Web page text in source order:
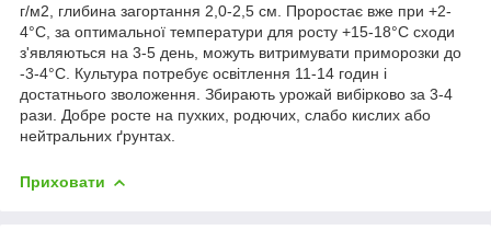
г/м2 , глибина загортання 2,0-2,5 см. Проростає вже при +2-
4°С, за оптимальної температури для росту +15-18°С сходи
з'являються на 3-5 день, можуть витримувати приморозки до
-3-4°С. Культура потребує освітлення 11-14 годин і
достатнього зволоження. Збирають урожай вибірково за 3-4
рази. Добре росте на пухких, родючих, слабо кислих або
нейтральних ґрунтах.
Приховати